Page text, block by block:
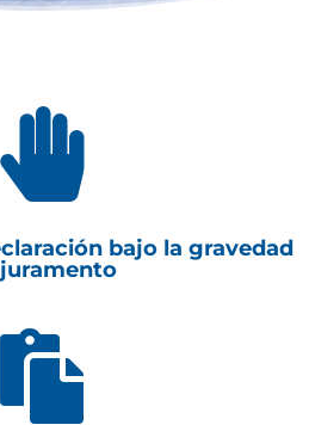

bajo la gravedad
